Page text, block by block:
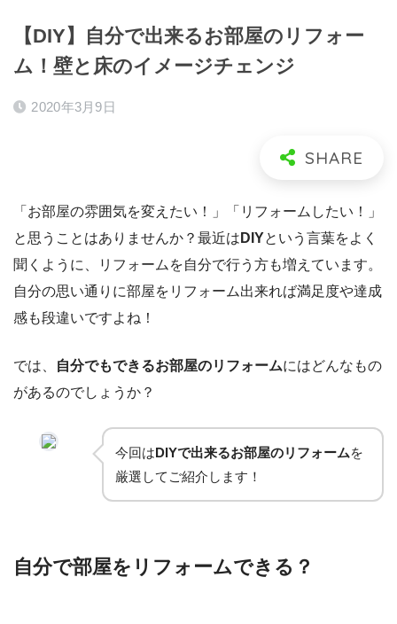
【DIY】自分で出来るお部屋のリフォー
ム！壁と床のイメージチェンジ
2020年3月9日
「お部屋の雰囲気を変えたい！」「リフォームしたい！」
と思うことはありませんか？最近は DIYという言葉をよく
聞くように、リフォームを自分で行う方も増えています。
自分の思い通りに部屋をリフォーム出来れば満足度や達成
感も段違いですよね！
では、 自分でもできるお部屋のリフォームにはどんなもの
があるのでしょうか？
今回はDIYで出来るお部屋のリフォームを
厳選してご紹介します！
自分で部屋をリフォームできる？